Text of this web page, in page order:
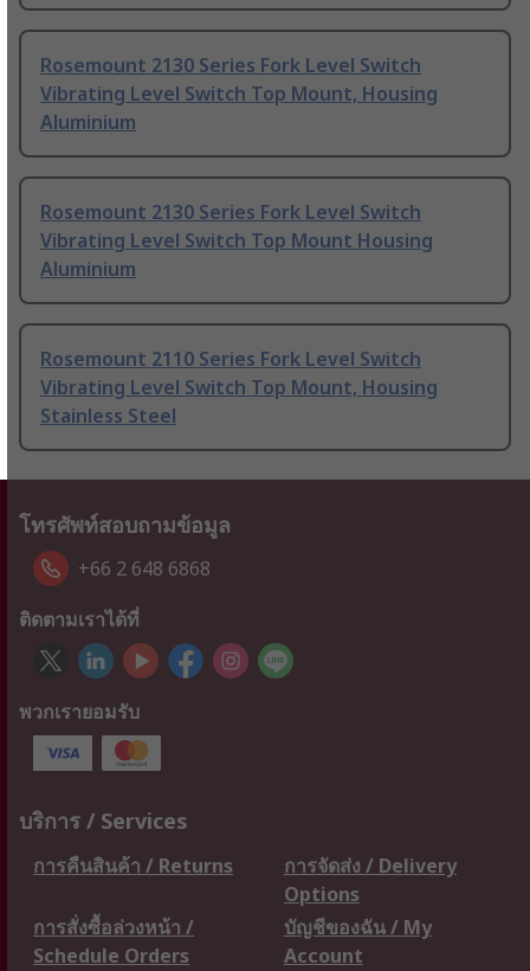
Rosemount 2130 Series Fork Level Switch
Vibrating Level Switch Top Mount, Housing
Aluminium
Rosemount 2130 Series Fork Level Switch
Vibrating Level Switch Top Mount Housing
Aluminium
Rosemount 2110 Series Fork Level Switch
Vibrating Level Switch Top Mount, Housing
Stainless Steel
โทรศัพท์สอบถามข้อมูล
+66 2 648 6868
ติดตามเราได้ที่
พวกเรายอมรับ
บริการ / Services
การคืนสินค้า / Returns
การจัดส่ง / Delivery
Options
การสั่งซื้อล่วงหน้า /
Schedule Orders
บัญชีของฉัน / My
Account